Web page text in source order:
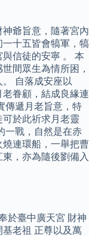
爺旨意，隨著宮內
十五皆會犒軍，犒
信徒的安寧 。 本
間眾生為情所困，
自落成安座以
眷顧，結成良緣連
傳遞月老旨意，特
於此祈求月老靈
一戰，自然是在赤
連環船，一舉把曹
，亦為隨後劉備入
於臺中廣天宮 財神
老祖 正尊以及萬